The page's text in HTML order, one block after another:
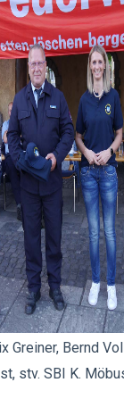
Greiner, Bernd
stv. SBI K.